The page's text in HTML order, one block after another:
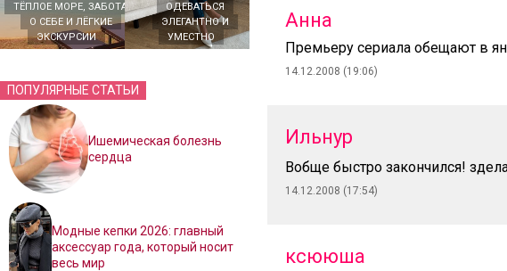
ТЁПЛОЕ МОРЕ, ЗАБОТА
О СЕБЕ И ЛЁГКИЕ
ЭКСКУРСИИ
ОДЕВАТЬСЯ
ЭЛЕГАНТНО И
УМЕСТНО
ПОПУЛЯРНЫЕ СТАТЬИ
Ишемическая болезнь
сердца
Модные кепки 2026: главный
аксессуар года, который носит
весь мир
Анна
Премьеру сериала обещают в
14.12.2008 (19:06)
Ильнур
Вобще быстро закончился!
14.12.2008 (17:54)
ксююша